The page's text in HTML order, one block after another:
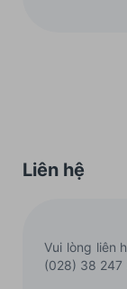
Liên hệ
Vui lòng liên
(028) 38 247